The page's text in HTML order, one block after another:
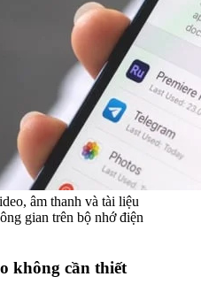
âm thanh và tài liệu
gian trên bộ nhớ điện
không cần thiết